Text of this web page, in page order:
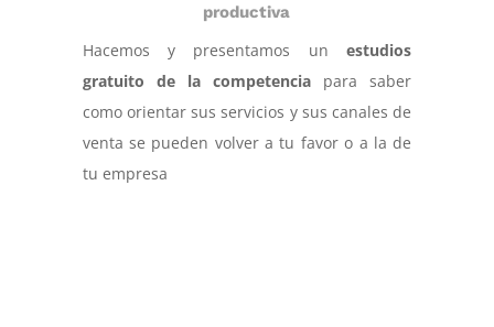
productiva
Hacemos y presentamos unestudios
gratuito de la competencia para saber
como orientar sus servicios y sus canales de
venta se pueden volver a tu favor o a la de
tu empresa